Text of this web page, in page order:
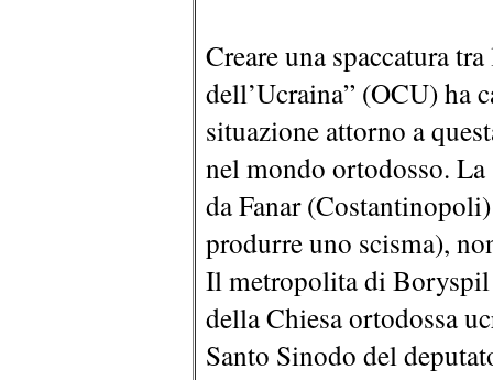
Creare una spaccatura
dell’Ucraina” (OCU) ha
situazione attorno a
nel mondo ortodosso.
da Fanar
produrre uno scisma),
Il metropolita di
della Chiesa ortodossa
Santo Sinodo del